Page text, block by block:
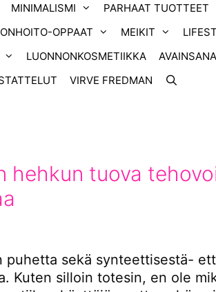
MINIMALISMI PARHAAT TUOTTEET
OPPAAT MEIKIT
LUONNONKOSMETIIKKA
VIRVE FREDMAN
hehkun tuova
puhetta sekä synteettisestä-
Kuten silloin totesin, en ole